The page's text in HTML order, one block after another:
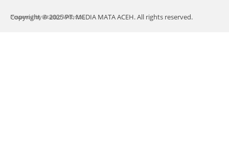
men
Copyright © 2025 PT. MEDIA MATA ACEH. All rights reserved.
Powered byAtadro Website.